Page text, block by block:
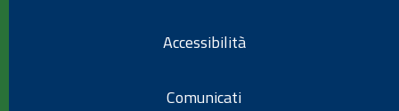
Accessibilità
Comunicati